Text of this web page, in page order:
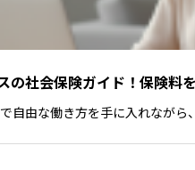
の社会保険ガイド！保険料
自由な働き方を手に入れなが